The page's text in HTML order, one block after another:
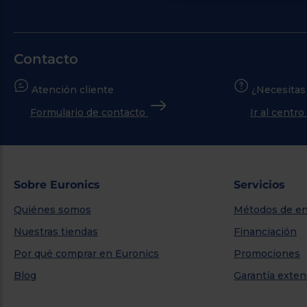
Contacto
Atención cliente
Formulario de contacto
¿Necesitas
Ir al centro
Sobre Euronics
Quiénes somos
Nuestras tiendas
Por qué comprar en Euronics
Blog
Servicios
Métodos de
Financiación
Promociones
Garantía